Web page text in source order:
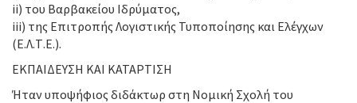
ii) του Βαρβακείου Ιδρύματος,
iii) της Επιτροπής Λογιστικής Τυποποίησης και Ελέγχων
(Ε.Λ.Τ.Ε.).
ΕΚΠΑΙΔΕΥΣΗ ΚΑΙ ΚΑΤΑΡΤΙΣΗ
Ήταν υποψήφιος διδάκτωρ στη Νομική Σχολή του